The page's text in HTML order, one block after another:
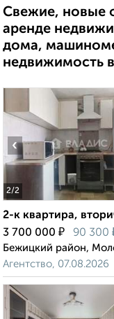
Свежие, новые
аренде
дома,
недвижимость
2/2
‹
2-к квартира,
3 700 000 ₽ 90 300
Бежицкий район,
Агентство, 07.08.2026